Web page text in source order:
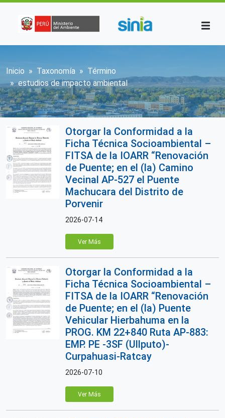
Sobrescribir enlaces de ayuda a la
Inicio Taxonomía
Término
estudios de impacto ambiental
Otorgar la Conformidad a la
Ficha Técnica Socioambiental –
FITSA de la IOARR “Renovación
de Puente; en el (la) Camino
Vecinal AP-527 el Puente
Machucara del Distrito de
Porvenir
2026-07-14
Ver Más
Otorgar la Conformidad a la
Ficha Técnica Socioambiental –
FITSA de la IOARR “Renovación
de Puente; en el (la) Puente
Vehicular Hierbahuma en la
PROG. KM 22+840 Ruta AP-883:
EMP. PE -3SF (Ullputo)-
Curpahuasi-Ratcay
2026-07-10
Ver Más